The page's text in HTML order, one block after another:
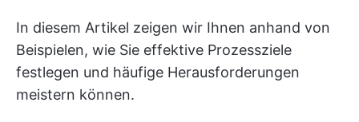
In diesem Artikel zeigen wir Ihnen anhand von
Beispielen, wie Sie effektive Prozessziele
festlegen und häufige Herausforderungen
meistern können.